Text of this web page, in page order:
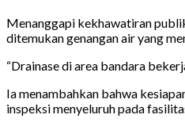
Menanggapi kekhawatiran
ditemukan genangan air yang
“Drainase di area bandara
Ia menambahkan bahwa
inspeksi menyeluruh pada